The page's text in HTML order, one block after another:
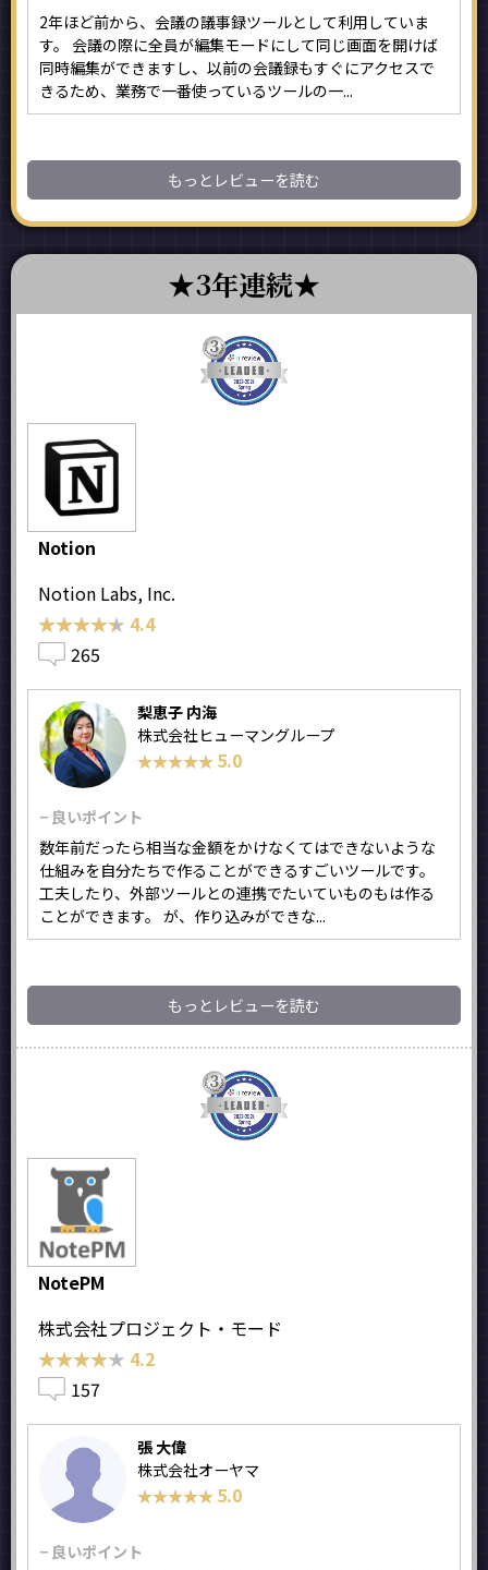
2年ほど前から、会議の議事録ツールとして利用していま
す。 会議の際に全員が編集モードにして同じ画面を開けば
同時編集ができますし、以前の会議録もすぐにアクセスで
きるため、業務で一番使っているツールの一...
もっとレビューを読む
3年連続
Notion
Notion Labs, Inc.
★★★★★
★★★★★ 4.4
265
梨恵子 内海
株式会社ヒューマングループ
★★★★★
★★★★★ 5.0
− 良いポイント
数年前だったら相当な金額をかけなくてはできないような
仕組みを自分たちで作ることができるすごいツールです。
工夫したり、外部ツールとの連携でたいていものもは作る
ことができます。 が、作り込みができな...
もっとレビューを読む
NotePM
株式会社プロジェクト・モード
★★★★★
★★★★★ 4.2
157
張 大偉
株式会社オーヤマ
★★★★★
★★★★★ 5.0
− 良いポイント